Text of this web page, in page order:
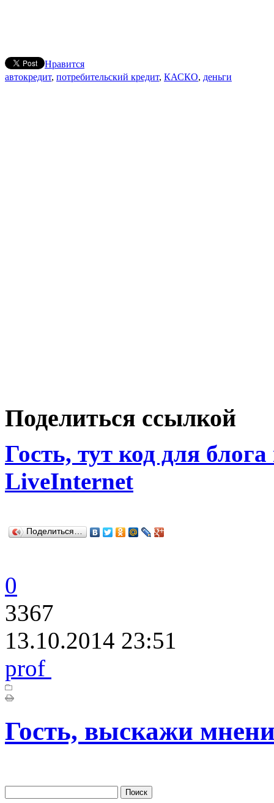
Нравится
автокредит, потребительский кредит, КАСКО, деньги
Поделиться ссылкой
Гость, тут код для
LiveInternet
Поделиться…
0
3367
13.10.2014 23:51
prof
Гость, выскажи